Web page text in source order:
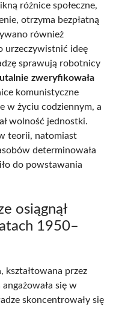
różnice społeczne,
otrzyma bezpłatną
również
urzeczywistnić ideę
sprawują robotnicy
zweryfikowała
komunistyczne
w życiu codziennym, a
wolność jednostki.
teorii, natomiast
determinowała
do powstawania
osiągnął
1950–
kształtowana przez
się w
skoncentrowały się